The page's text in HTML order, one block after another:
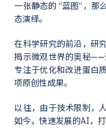
一张静态的 “蓝图”，那
态演绎。
在科学研究的前沿，研
揭示微观世界的奥秘——
专注于优化和改进蛋白
项原创性成果。
以往，由于技术限制，
如今，快速发展的AI，